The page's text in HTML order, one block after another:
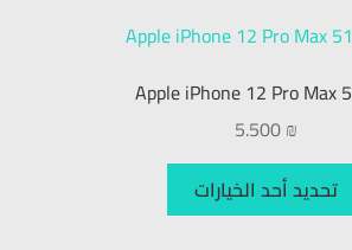
Apple iPhone 12 Pro Max
5.500₪
تحديد أحد الخيارات